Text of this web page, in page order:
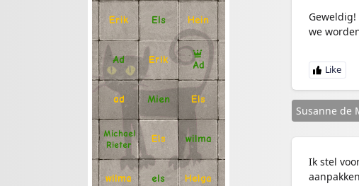
Erik Els Hein
Ad Erik
Ad
ad Mien Els
Michael
Rieter
Els wilma
wilma els Helga
we
Susanne de
Ik stel